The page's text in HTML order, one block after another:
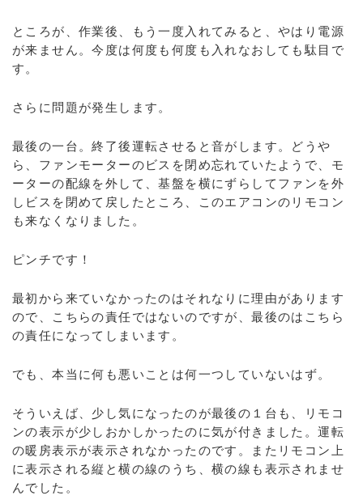
ところが、作業後、もう一度入れてみると、やはり電源
が来ません。今度は何度も何度も入れなおしても駄目で
す。
さらに問題が発生します。
最後の一台。終了後運転させると音がします。どうや
ら、ファンモーターのビスを閉め忘れていたようで、モ
ーターの配線を外して、基盤を横にずらしてファンを外
しビスを閉めて戻したところ、このエアコンのリモコン
も来なくなりました。
ピンチです！
最初から来ていなかったのはそれなりに理由があります
ので、こちらの責任ではないのですが、最後のはこちら
の責任になってしまいます。
でも、本当に何も悪いことは何一つしていないはず。
そういえば、少し気になったのが最後の１台も、リモコ
ンの表示が少しおかしかったのに気が付きました。運転
の暖房表示が表示されなかったのです。またリモコン上
に表示される縦と横の線のうち、横の線も表示されませ
んでした。